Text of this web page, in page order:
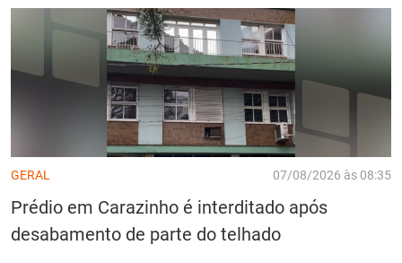
GERAL 07/08/2026 às 08:35
Prédio em Carazinho é interditado após
desabamento de parte do telhado